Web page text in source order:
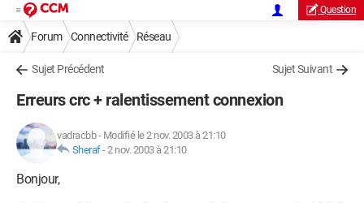
Question
Forum Connectivité Réseau
Sujet Précédent Sujet Suivant
Erreurs crc + ralentissement connexion
vadracbb- Modifié le 2 nov. 2003 à 21:10
Sheraf-2 nov. 2003 à 21:10
Bonjour,